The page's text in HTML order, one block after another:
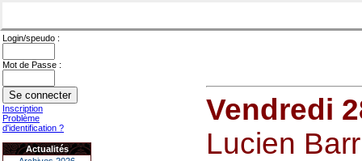
Login/speudo :
Mot de Passe :
Inscription
Problème
d'identification ?
Actualités
Vendredi
Lucien